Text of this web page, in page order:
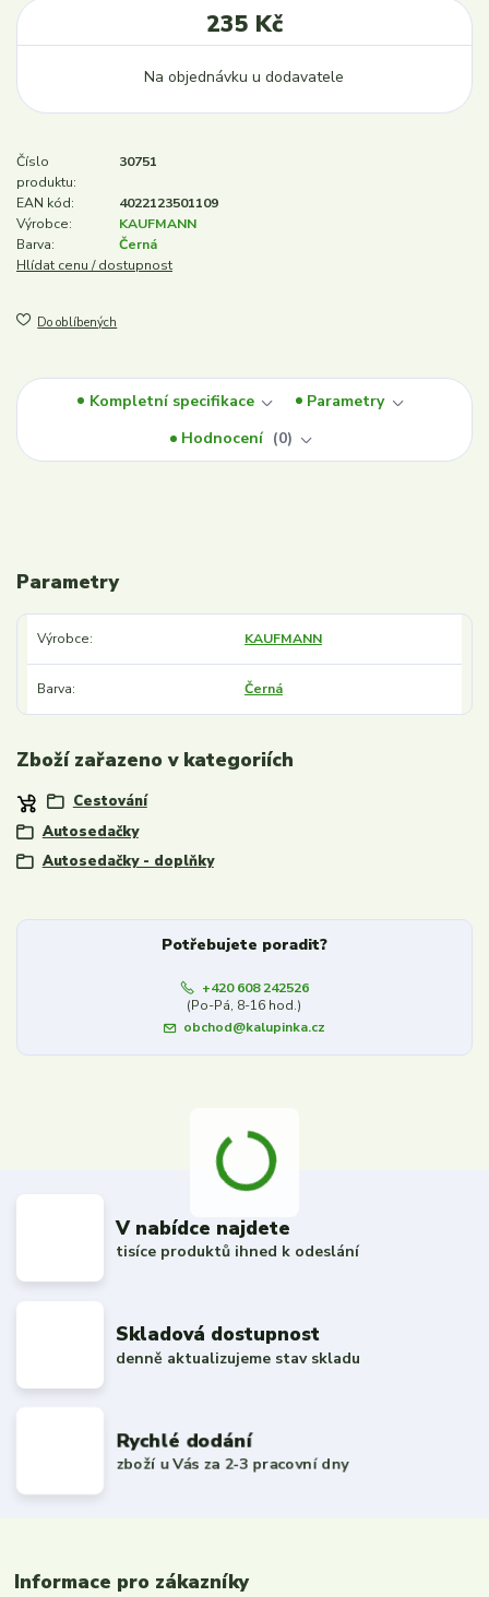
235 Kč
Na objednávku u dodavatele
Číslo
produktu:
30751
EAN kód:
4022123501109
Výrobce:
KAUFMANN
Barva:
Černá
Hlídat cenu / dostupnost
Do oblíbených
Kompletní specifikace
Parametry
Hodnocení
0
Parametry
Výrobce KAUFMANN
Barva Černá
Zboží zařazeno v kategoriích
Cestování
Autosedačky
Autosedačky - doplňky
Potřebujete poradit?
+420 608 242526
(Po-Pá, 8-16 hod.)
obchod@kalupinka.cz
V nabídce najdete
tisíce produktů ihned k odeslání
Skladová dostupnost
denně aktualizujeme stav skladu
Rychlé dodání
zboží u Vás za 2-3 pracovní dny
Informace pro zákazníky